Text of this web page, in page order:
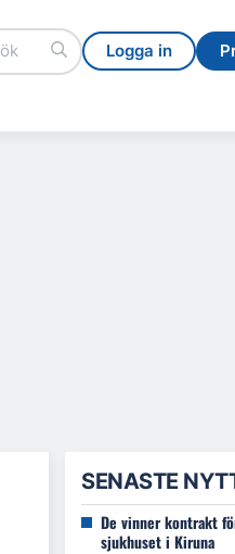
Logga in
Logga in
SENASTE
De vinner kontrakt
sjukhuset i Kiruna